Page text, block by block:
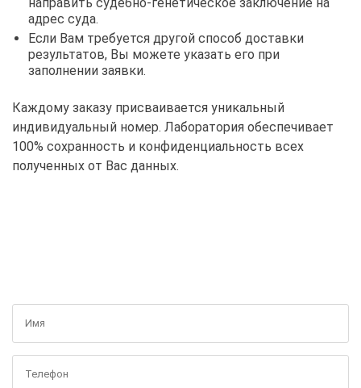
адрес суда.
Если Вам требуется другой способ доставки
результатов, Вы можете указать его при
заполнении заявки.
Каждому заказу присваивается уникальный
индивидуальный номер. Лаборатория обеспечивает
100% сохранность и конфиденциальность всех
полученных от Вас данных.